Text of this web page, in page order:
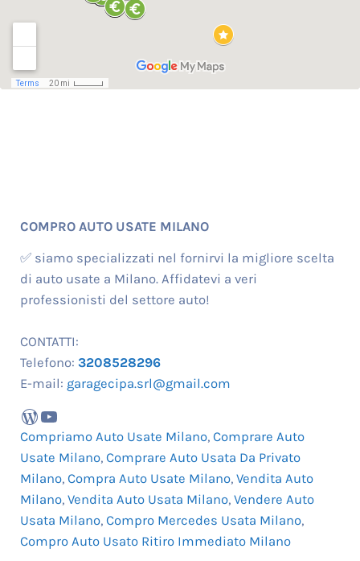
COMPRO AUTO USATE MILANO
✅ siamo specializzati nel fornirvi la migliore scelta
di auto usate a Milano. Affidatevi a veri
professionisti del settore auto!
CONTATTI:
Telefono: 3208528296
E-mail: garagecipa.srl@gmail.com
WordPress
YouTube
Compriamo Auto Usate Milano, Comprare Auto
Usate Milano, Comprare Auto Usata Da Privato
Milano, Compra Auto Usate Milano, Vendita Auto
Milano, Vendita Auto Usata Milano, Vendere Auto
Usata Milano, Compro Mercedes Usata Milano,
Compro Auto Usato Ritiro Immediato Milano